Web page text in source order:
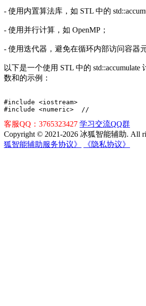
- 使用内置算法库，如 STL 中的
- 使用并行计算，如 OpenMP；
- 使用迭代器，避免在循环内部访问容器
以下是一个使用 STL 中的 std::accumulate
数和的示例：
#include <iostream>
#include <numeric>  //
客服QQ：3765323427 学习交流QQ群
Copyright © 2021-2026 冰狐智能辅助. All
狐智能辅助服务协议》
《隐私协议》